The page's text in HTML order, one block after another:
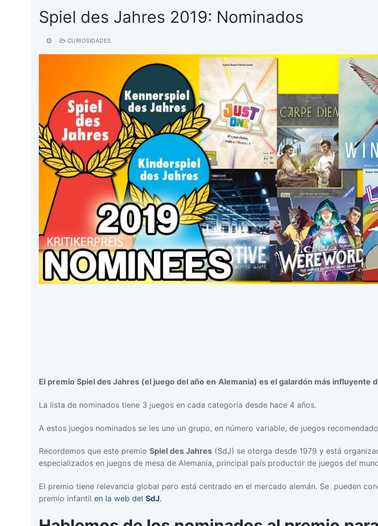
Spiel des Jahres 2019: Nominados
CURIOSIDADES
El premio Spiel des Jahres (el juego del año en Alemania) es el galardón más influyente
La lista de nominados tiene 3 juegos en cada categoría desde hace 4 años.
A estos juegos nominados se les une un grupo, en número variable, de juegos
Recordemos que este premio Spiel des Jahres (SdJ) se otorga desde 1979 y está
especializados en juegos de mesa de Alemania, principal país productor de juegos del
El premio tiene relevancia global pero está centrado en el mercado alemán. Se pueden
premio infantil en la web del SdJ.